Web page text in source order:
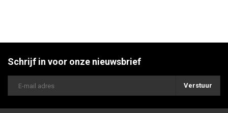
Schrijf in voor onze nieuwsbrief
Verstuur